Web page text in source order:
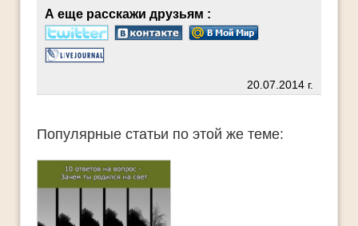
А еще расскажи друзьям :
20.07.2014 г.
Популярные статьи по этой же теме: